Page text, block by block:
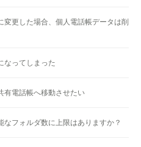
更した場合、個人電話帳データは削
なってしまった
有電話帳へ移動させたい
フォルダ数に上限はありますか？